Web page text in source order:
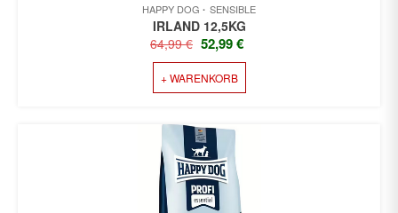
HAPPY DOG SENSIBLE
IRLAND 12,5KG
64,99€ URSPRÜNGLICHER
PREIS
WAR:
64,99 €
52,99€
+ WARENKORB